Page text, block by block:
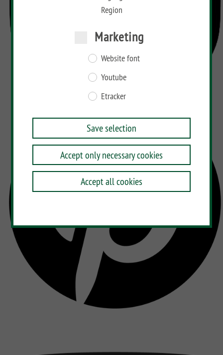
Region
Marketing
Website font
Youtube
Etracker
Save selection
Accept only necessary cookies
Accept all cookies